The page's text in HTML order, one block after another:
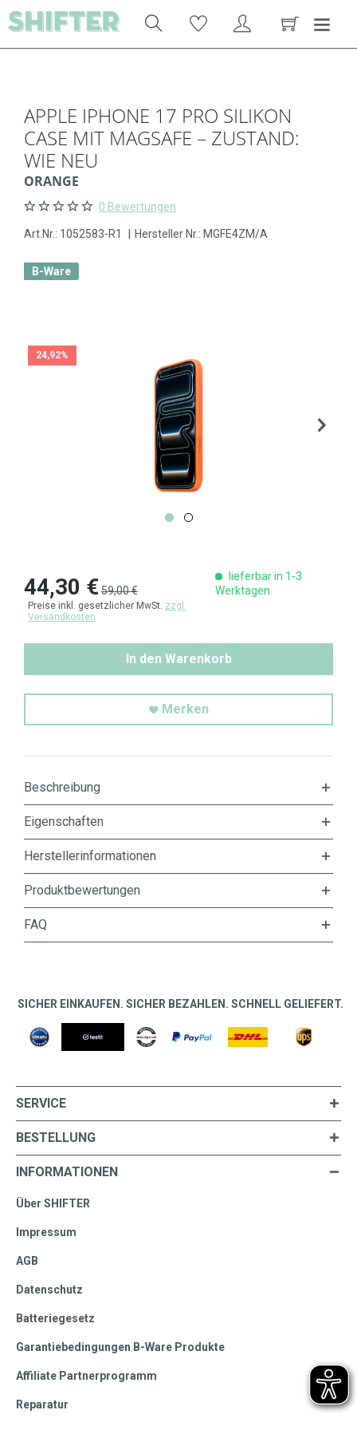
APPLE IPHONE 17 PRO SILIKON
CASE MIT MAGSAFE – ZUSTAND:
WIE NEU
ORANGE
0 Bewertungen
Art.Nr.: 1052583-R1 Hersteller Nr.: MGFE4ZM/A
B-Ware
24,92%
44,30 €59,00 €
Preise inkl. gesetzlicher MwSt. zzgl.
Versandkosten
lieferbar in 1-3
Werktagen
In den Warenkorb
Merken
Beschreibung
Eigenschaften
Herstellerinformationen
Produktbewertungen
FAQ
SICHER EINKAUFEN. SICHER BEZAHLEN. SCHNELL GELIEFERT.
SERVICE
BESTELLUNG
INFORMATIONEN
Über SHIFTER
Impressum
AGB
Datenschutz
Batteriegesetz
Garantiebedingungen B-Ware Produkte
Affiliate Partnerprogramm
Reparatur